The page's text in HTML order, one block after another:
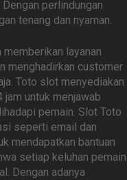
perlindungan
tenang dan nyaman.
layanan
menghadirkan customer
Toto slot menyediakan
untuk menjawab
pemain. Slot Toto
seperti email dan
mendapatkan bantuan
setiap keluhan pemain
Dengan adanya